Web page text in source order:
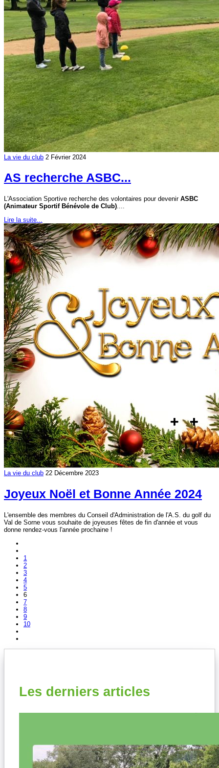
La vie du club 2 Février 2024
AS recherche ASBC...
L'Association Sportive recherche des volontaires pour devenir ASBC
(Animateur Sportif Bénévole de Club)....
Lire la suite...
La vie du club 22 Décembre 2023
Joyeux Noël et Bonne Année 2024
L'ensemble des membres du Conseil d'Administration de l'A.S. du golf du
Val de Sorne vous souhaite de joyeuses fêtes de fin d'année et vous
donne rendez-vous l'année prochaine !
1
2
3
4
5
6
7
8
9
10
Les derniers articles